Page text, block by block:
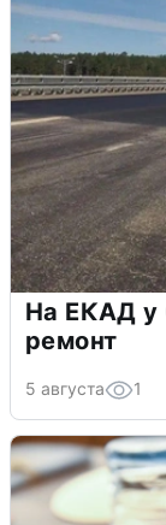
На ЕКАД у
ремонт
5 августа 1